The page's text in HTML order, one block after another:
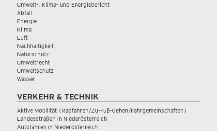
Umwelt-, Klima- und Energiebericht
Abfall
Energie
Klima
Luft
Nachhaltigkeit
Naturschutz
Umweltrecht
Umweltschutz
Wasser
VERKEHR & TECHNIK
Aktive Mobilität (Radfahren/Zu-Fuß-Gehen/Fahrgemeinschaften)
Landesstraßen in Niederösterreich
Autofahren in Niederösterreich